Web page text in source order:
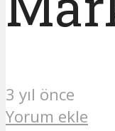
3 yıl önce
Yorum ekle